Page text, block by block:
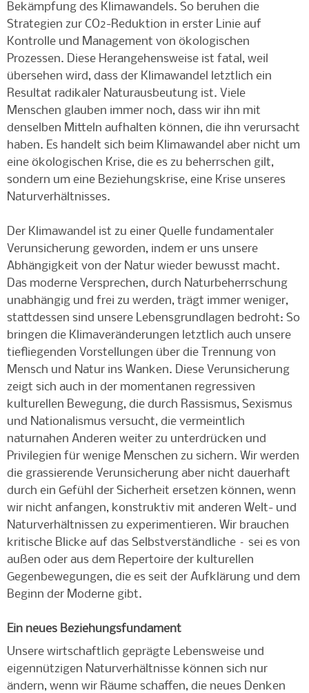
Bekämpfung des Klimawandels. So beruhen die
Strategien zur CO2-Reduktion in erster Linie auf
Kontrolle und Management von ökologischen
Prozessen. Diese Herangehensweise ist fatal, weil
übersehen wird, dass der Klimawandel letztlich ein
Resultat radikaler Naturausbeutung ist. Viele
Menschen glauben immer noch, dass wir ihn mit
denselben Mitteln aufhalten können, die ihn verursacht
haben. Es handelt sich beim Klimawandel aber nicht um
eine ökologischen Krise, die es zu beherrschen gilt,
sondern um eine Beziehungskrise, eine Krise unseres
Naturverhältnisses.
Der Klimawandel ist zu einer Quelle fundamentaler
Verunsicherung geworden, indem er uns unsere
Abhängigkeit von der Natur wieder bewusst macht.
Das moderne Versprechen, durch Naturbeherrschung
unabhängig und frei zu werden, trägt immer weniger,
stattdessen sind unsere Lebensgrundlagen bedroht: So
bringen die Klimaveränderungen letztlich auch unsere
tiefliegenden Vorstellungen über die Trennung von
Mensch und Natur ins Wanken. Diese Verunsicherung
zeigt sich auch in der momentanen regressiven
kulturellen Bewegung, die durch Rassismus, Sexismus
und Nationalismus versucht, die vermeintlich
naturnahen Anderen weiter zu unterdrücken und
Privilegien für wenige Menschen zu sichern. Wir werden
die grassierende Verunsicherung aber nicht dauerhaft
durch ein Gefühl der Sicherheit ersetzen können, wenn
wir nicht anfangen, konstruktiv mit anderen Welt- und
Naturverhältnissen zu experimentieren. Wir brauchen
kritische Blicke auf das Selbstverständliche – sei es von
außen oder aus dem Repertoire der kulturellen
Gegenbewegungen, die es seit der Aufklärung und dem
Beginn der Moderne gibt.
Ein neues Beziehungsfundament
Unsere wirtschaftlich geprägte Lebensweise und
eigennützigen Naturverhältnisse können sich nur
ändern, wenn wir Räume schaffen, die neues Denken